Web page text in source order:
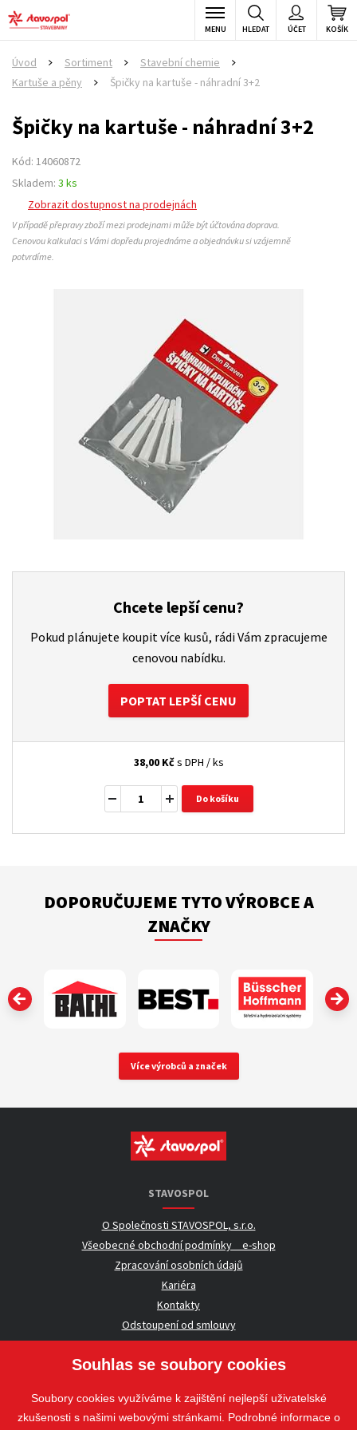
KOŠÍK
ÚČET
HLEDAT
MENU
Úvod Sortiment Stavební chemie
Kartuše a pěny
Špičky na kartuše - náhradní 3+2
Špičky na kartuše - náhradní 3+2
Kód: 14060872
Skladem: 3 ks
Zobrazit dostupnost na prodejnách
V případě přepravy zboží mezi prodejnami může být účtována doprava.
Cenovou kalkulaci s Vámi dopředu projednáme a objednávku si vzájemně
potvrdíme.
Chcete lepší cenu?
Pokud plánujete koupit více kusů, rádi Vám zpracujeme
cenovou nabídku.
POPTAT LEPŠÍ CENU
38,00 Kčs DPH / ks
Do košíku
DOPORUČUJEME TYTO VÝROBCE A
ZNAČKY
‹
Více výrobců a značek
STAVOSPOL
O Společnosti STAVOSPOL, s.r.o.
Všeobecné obchodní podmínky _ e-shop
Zpracování osobních údajů
Kariéra
Kontakty
Odstoupení od smlouvy
UŽITEČNÉ INFORMACE
Nezávazná poptávka
Whistleblowing
Souhlas se soubory cookies
Soubory cookies využíváme k zajištění nejlepší uživatelské
zkušenosti s našimi webovými stránkami. Podrobné informace o